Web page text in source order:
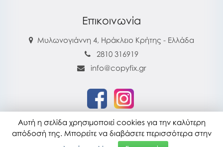
Επικοινωνία
Μυλωνογιάννη 4, Ηράκλειο Κρήτης - Ελλάδα
2810 316919
info@copyfix.gr
copyfix.gr © 2026
Τελευταία ενημέρωση : 28-07-2026 16:22
Αυτή η σελίδα χρησιμοποιεί cookies για την καλύτερη
απόδοσή της. Μπορείτε να διαβάσετε περισσότερα στην